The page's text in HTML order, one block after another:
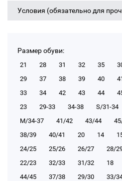
Условия (обязательно для
Размер обуви:
21 28 31 32 35
29
37 38 39 40
33
34 42 43 44
23
29-33 34-38 S/31-34
М/34-37
41/42 43/44
38/39
40/41 20 14
24/25
25/26 26/27 28/
22/23
32/33 31/32 18
44/45
37/38 29/30 33/